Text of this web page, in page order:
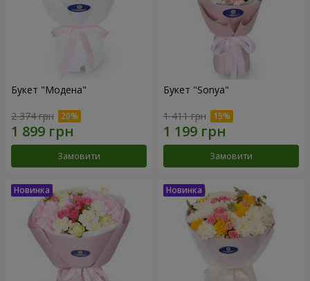
Букет "Модена"
2 374 грн
Замовити
Букет "Sonya"
1 411 грн
Замовити